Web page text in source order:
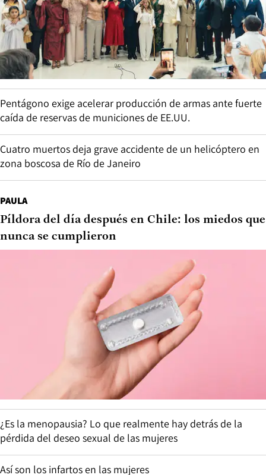
Pentágono exige acelerar producción de armas ante fuerte
caída de reservas de municiones de EE.UU.
Cuatro muertos deja grave accidente de un helicóptero en
zona boscosa de Río de Janeiro
PAULA
Píldora del día después en Chile: los miedos que
nunca se cumplieron
¿Es la menopausia? Lo que realmente hay detrás de la
pérdida del deseo sexual de las mujeres
Así son los infartos en las mujeres